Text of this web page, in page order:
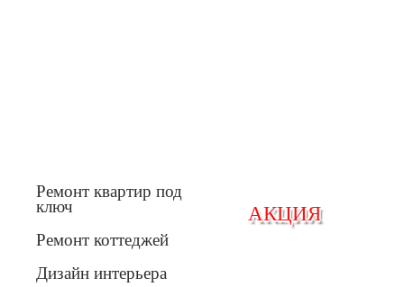
АКЦИЯ
АКЦИЯ
Ремонт квартир под
ключ
Ремонт коттеджей
Дизайн интерьера